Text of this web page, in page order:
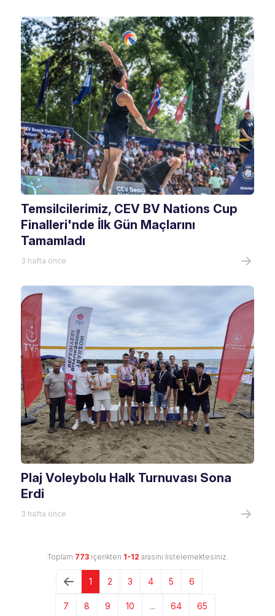
Temsilcilerimiz, CEV BV Nations Cup
Finalleri'nde İlk Gün Maçlarını
Tamamladı
3 hafta önce
Plaj Voleybolu Halk Turnuvası Sona
Erdi
3 hafta önce
Toplam 773içerikten 1-12 arasını listelemektesiniz.
1 2 3 4 5 6
7 8 9 10 ... 64 65